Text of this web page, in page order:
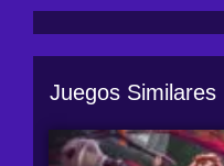
Juegos Similares